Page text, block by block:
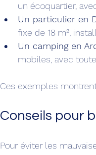
un écoquartier,
Un particulier en
fixe de 18 m²,
Un camping en
mobiles, avec
Ces exemples
Conseils pour
Pour éviter les